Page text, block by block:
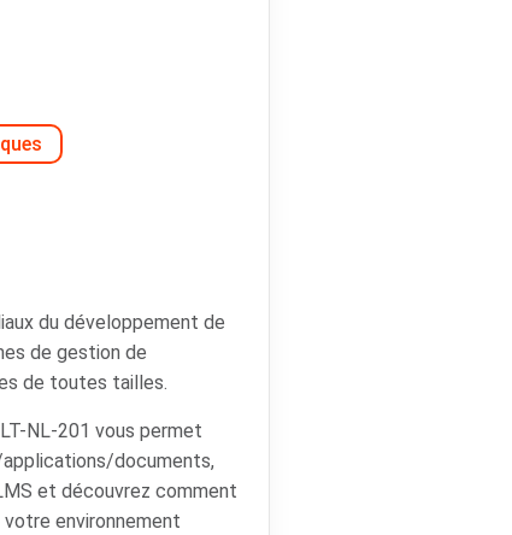
du développement de
de gestion de
de toutes tailles.
NL-201 vous permet
applications/documents,
et découvrez comment
votre environnement